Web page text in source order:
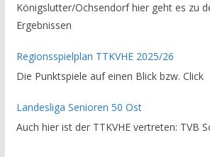
Königslutter/Ochsendorf hier geht es zu
Ergebnissen
Regionsspielplan TTKVHE 2025/26
Die Punktspiele auf einen Blick bzw. Click
Landesliga Senioren 50 Ost
Auch hier ist der TTKVHE vertreten: TVB